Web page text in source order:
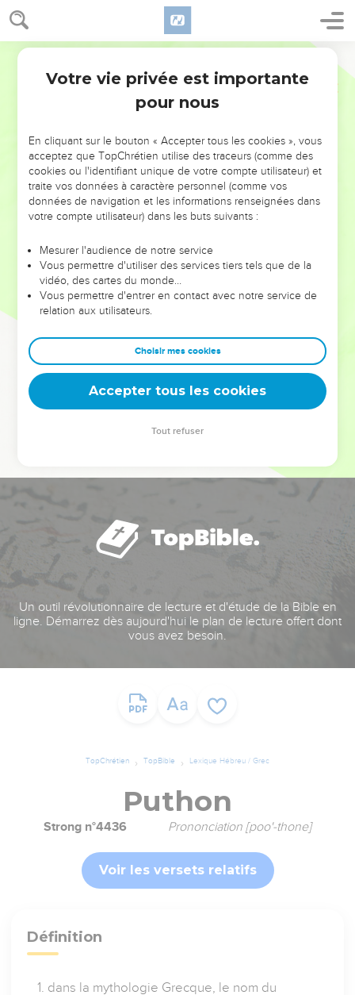
NE MANQUEZ PAS L’ÉVÉNEMENT
DE L’ANNÉE !
ET SI LEURS ERREURS POUVAIENT VOUS ÉVITER LES
VOTRES ?
leur foi ou leur vision. Mais on voit moins les doutes, les erreurs
et les saisons difficiles qu'ils ont traversés, alors même que ce
sont elles qui les ont façonnés.
Dans cette conférence, leaders, entrepreneurs, et responsables
clés pour avancer avec plus de sagesse afin que leurs erreurs
deviennent vos tremplins. Que vous guidiez un ministère, une
équipe, un groupe ou une famille, leur expérience est faite
Un outil révolutionnaire de lecture et d'étude de la Bible en
ligne. Démarrez dès aujourd'hui le plan de lecture offert dont
vous avez besoin.
TopChrétien TopBible Lexique Hébreu / Grec
Puthon
Strong n°4436 Prononciation [poo'-thone]
Voir les versets relatifs
Définition
dans la mythologie Grecque, le nom du
Votre vie privée est importante
pour nous
En cliquant sur le bouton « Accepter tous les cookies », vous
acceptez que TopChrétien utilise des traceurs (comme des
cookies ou l'identifiant unique de votre compte utilisateur) et
traite vos données à caractère personnel (comme vos
données de navigation et les informations renseignées dans
votre compte utilisateur) dans les buts suivants :
Mesurer l'audience de notre service
Vous permettre d'utiliser des services tiers tels que de la
vidéo, des cartes du monde…
Vous permettre d'entrer en contact avec notre service de
relation aux utilisateurs.
Choisir mes cookies
Accepter tous les cookies
Tout refuser